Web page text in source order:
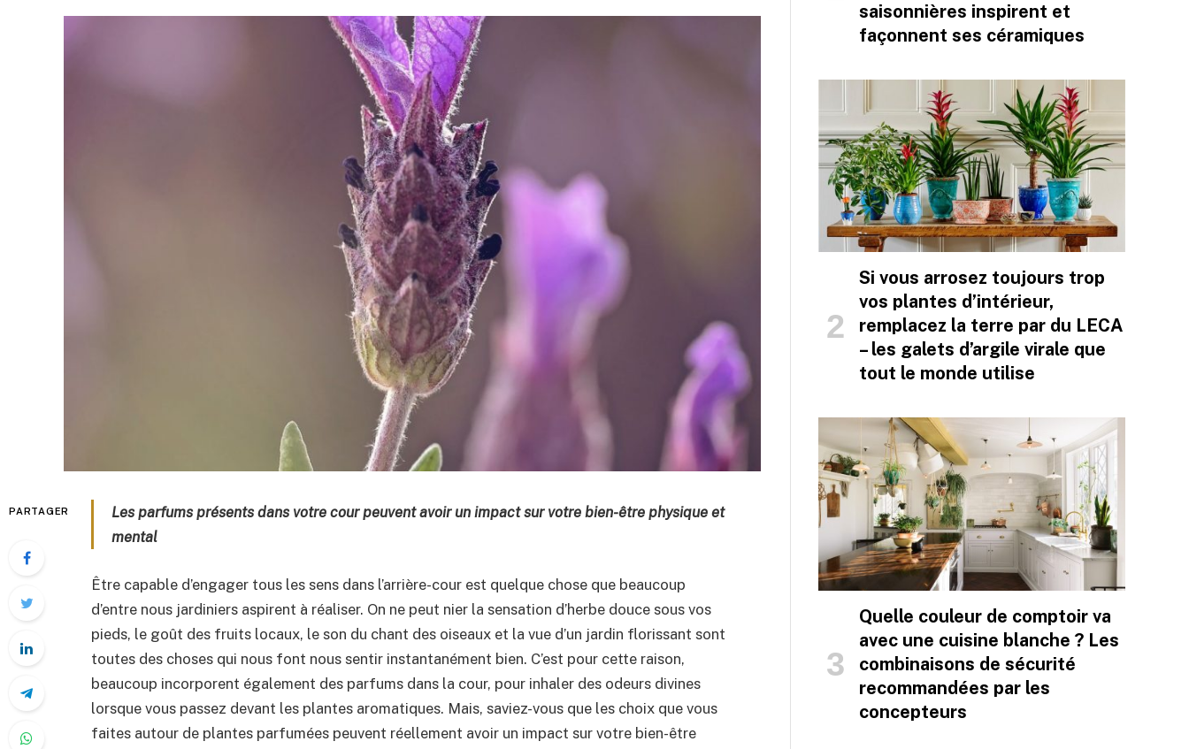
PARTAGER
Les parfums présents dans votre cour peuvent avoir un impact sur votre bien-être physique et
mental
Être capable d’engager tous les sens dans l’arrière-cour est quelque chose que beaucoup
d’entre nous jardiniers aspirent à réaliser. On ne peut nier la sensation d’herbe douce sous vos
pieds, le goût des fruits locaux, le son du chant des oiseaux et la vue d’un jardin florissant sont
toutes des choses qui nous font nous sentir instantanément bien. C’est pour cette raison,
beaucoup incorporent également des parfums dans la cour, pour inhaler des odeurs divines
lorsque vous passez devant les plantes aromatiques. Mais, saviez-vous que les choix que vous
faites autour de plantes parfumées peuvent réellement avoir un impact sur votre bien-être
saisonnières inspirent et
façonnent ses céramiques
Si vous arrosez toujours trop
vos plantes d’intérieur,
remplacez la terre par du LECA
– les galets d’argile virale que
tout le monde utilise
Quelle couleur de comptoir va
avec une cuisine blanche ? Les
combinaisons de sécurité
recommandées par les
concepteurs